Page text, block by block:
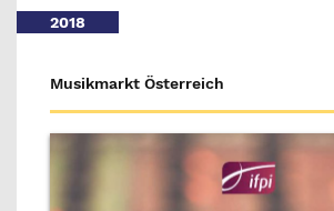
2018
Musikmarkt Österreich